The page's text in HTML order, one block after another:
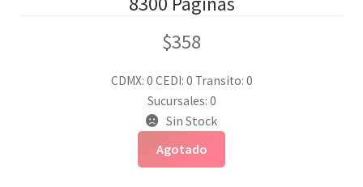
$358
CDMX: 0 CEDI: 0 Transito: 0
Sucursales: 0
Sin Stock
Agotado